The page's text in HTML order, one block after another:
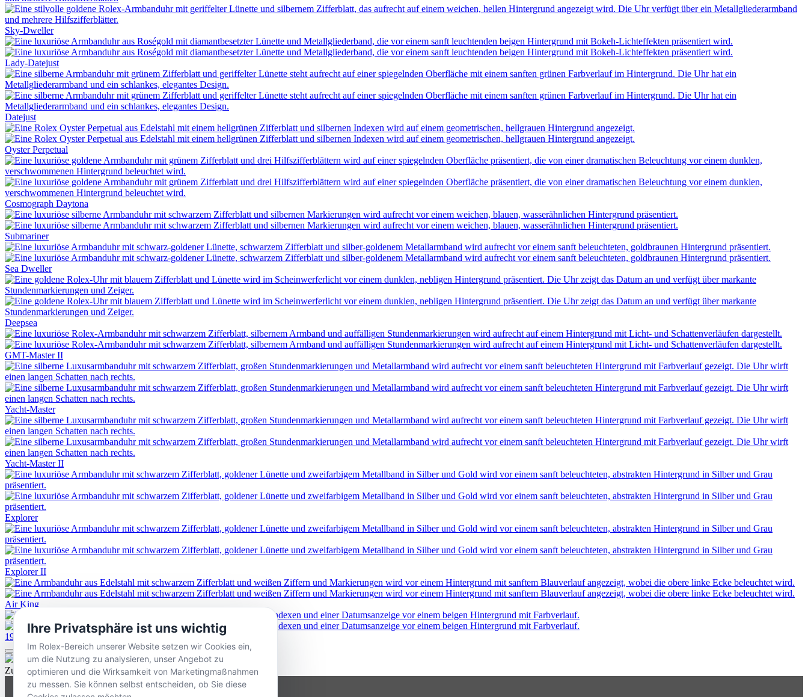
Sky-Dweller
Lady-Datejust
Datejust
Oyster Perpetual
Cosmograph Daytona
Submariner
Sea Dweller
Deepsea
GMT-Master II
Yacht-Master
Yacht-Master II
Explorer
Explorer II
Air King
1908
Zurück nach oben
Ihre Privatsphäre ist uns wichtig
Im Rolex-Bereich unserer Website setzen wir Cookies ein,
um die Nutzung zu analysieren, unser Angebot zu
optimieren und die Wirksamkeit von Marketingmaßnahmen
zu messen. Sie können selbst entscheiden, ob Sie diese